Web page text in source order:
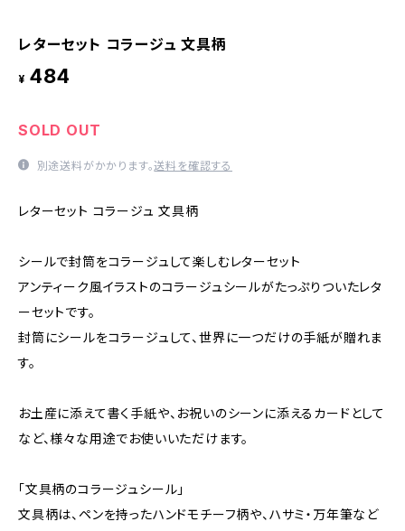
レターセット コラージュ 文具柄
¥ 484
SOLD OUT
別途送料がかかります。送料を確認する
レターセット コラージュ 文具柄
シールで封筒をコラージュして楽しむレターセット
アンティーク風イラストのコラージュシールがたっぷりついたレタ
ーセットです。
封筒にシールをコラージュして、世界に一つだけの手紙が贈れま
す。
お土産に添えて書く手紙や、お祝いのシーンに添えるカードとして
など、様々な用途でお使いいただけます。
「文具柄のコラージュシール」
文具柄は、ペンを持ったハンドモチーフ柄や、ハサミ・万年筆など